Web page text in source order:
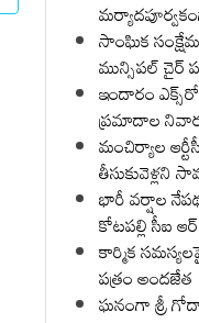
సాంఘిక
మున్సిపల్ చైర్
ఇందారం
ప్రమాదాల
మంచిర్యాల
తీసుకువెళ్లని
భారీ వర్షాల
కోటపల్లి సీఐ
కార్మిక
పత్రం అందజేత
ఘనంగా శ్రీ